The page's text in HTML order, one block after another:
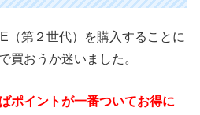
（第２世代）を購入することに
買おうか迷いました。
ポイントが一番ついてお得に